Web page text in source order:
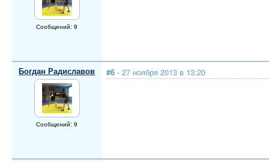
Сообщений: 9
Богдан Радиславов
Сообщений: 9
#6 - 27 ноября 2013 в 13:20